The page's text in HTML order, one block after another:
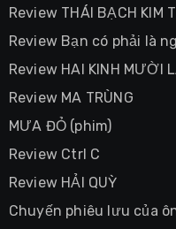
Review THÁI BẠCH KIM
Review Bạn có phải là
Review HAI KINH MƯỜI
Review MA TRÙNG
MƯA ĐỎ (phim)
Review Ctrl C
Review HẢI QUỲ
Chuyến phiêu lưu của